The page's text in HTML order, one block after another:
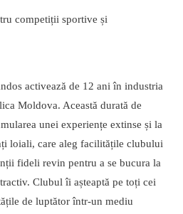
competiții sportive și
activează de 12 ani în industria
Moldova. Această durată de
unei experiențe extinse și la
loiali, care aleg facilitățile clubului
fideli revin pentru a se bucura la
Clubul îi așteaptă pe toți cei
de luptător într-un mediu